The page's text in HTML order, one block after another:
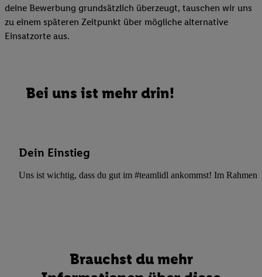
deine Bewerbung grundsätzlich überzeugt, tauschen wir uns
zu einem späteren Zeitpunkt über mögliche alternative
Einsatzorte aus.
Bei uns ist mehr drin!
Dein Einstieg
Uns ist wichtig, dass du gut im #teamlidl ankommst! Im Rahmen
Brauchst du mehr